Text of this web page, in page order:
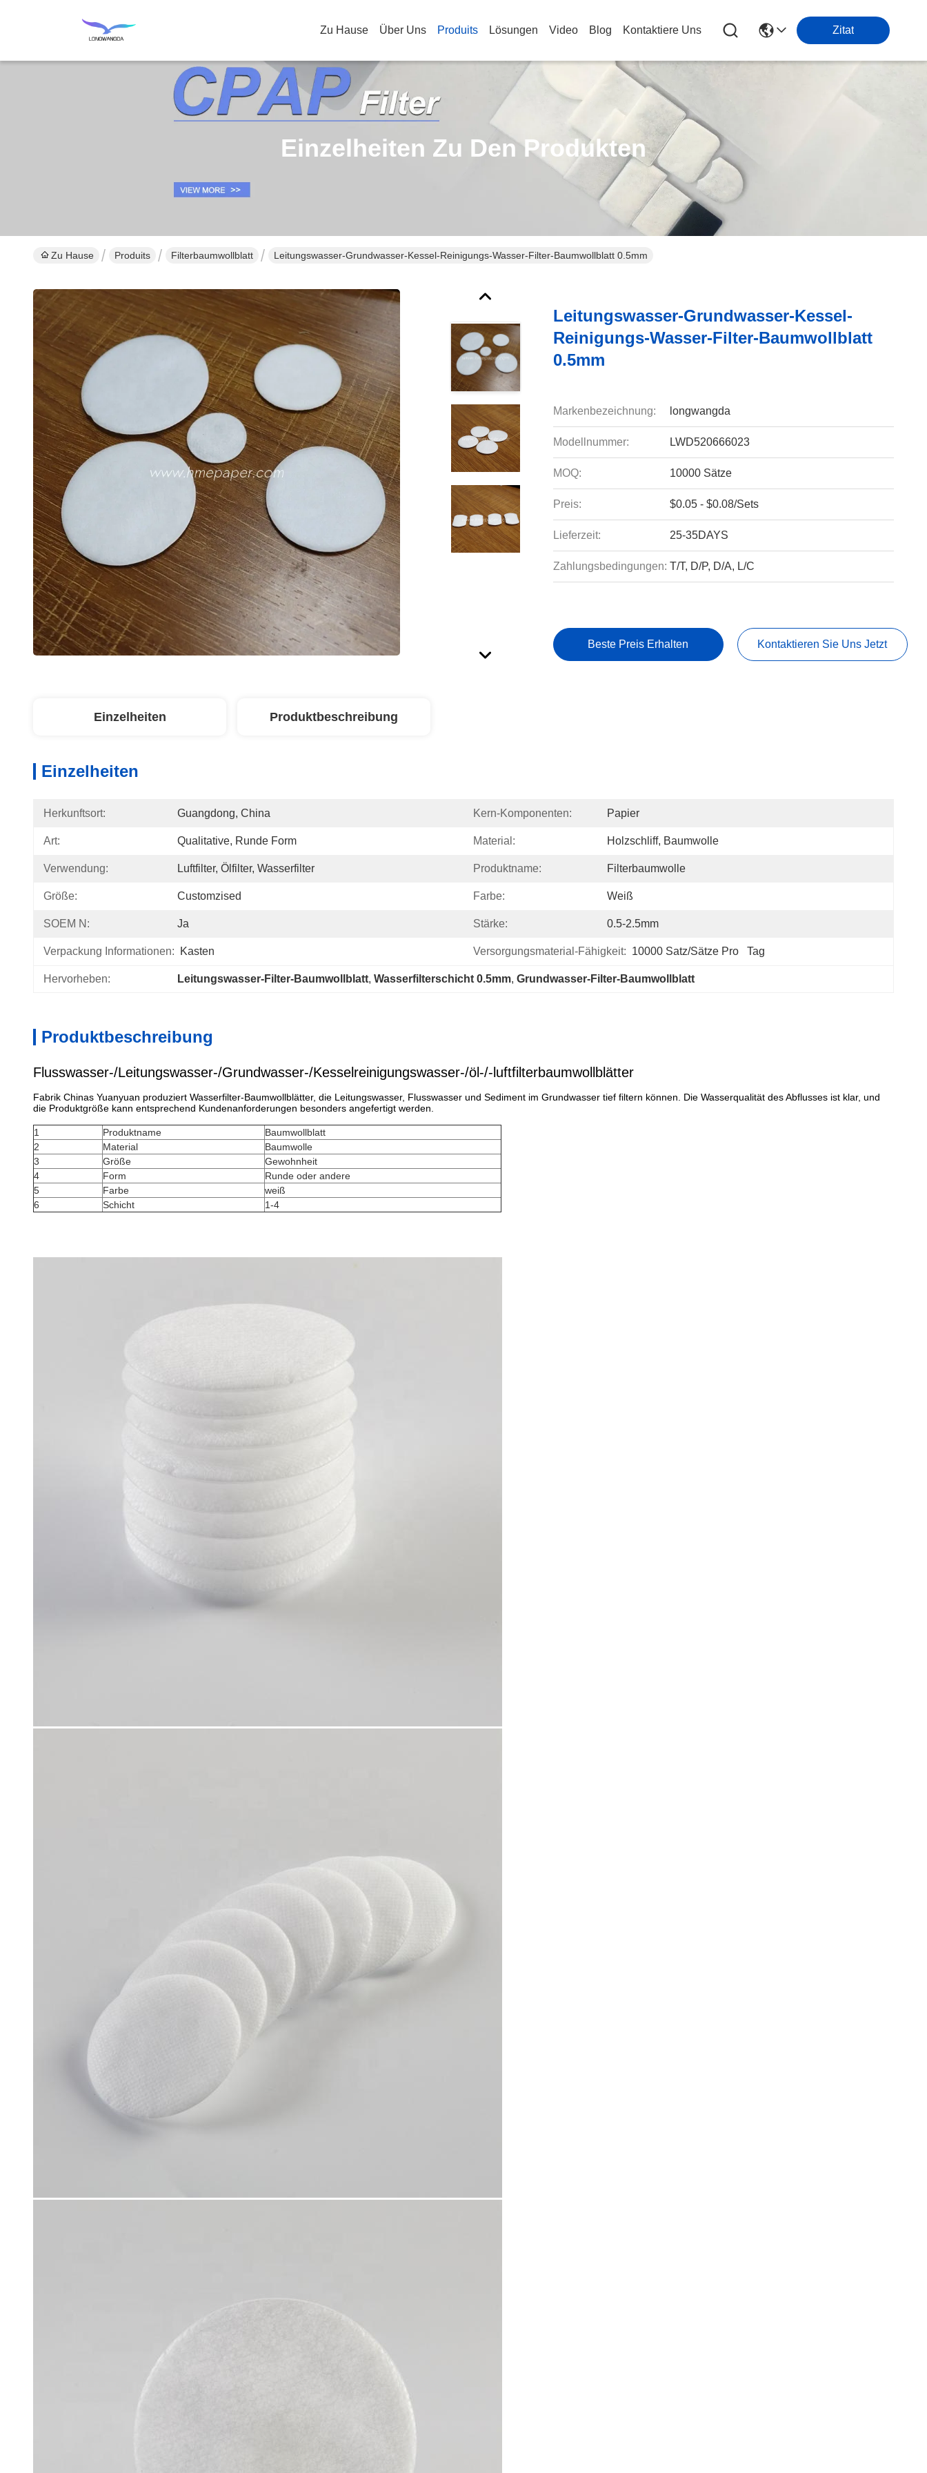
Zu Hause Über Uns Produits Lösungen Video Blog Kontaktiere Uns Zitat
Einzelheiten Zu Den Produkten
Zu Hause Produits Filterbaumwollblatt Leitungswasser-Grundwasser-Kessel-Reinigungs-Wasser-Filter-Baumwollblatt 0.5mm
Leitungswasser-Grundwasser-Kessel-
Reinigungs-Wasser-Filter-Baumwollblatt
0.5mm
Markenbezeichnung: longwangda
Modellnummer: LWD520666023
MOQ: 10000 Sätze
Preis: $0.05 - $0.08/Sets
Lieferzeit: 25-35DAYS
Zahlungsbedingungen: T/T, D/P, D/A, L/C
Beste Preis Erhalten Kontaktieren Sie Uns Jetzt
Einzelheiten Produktbeschreibung
Einzelheiten
Herkunftsort: Guangdong, China Kern-Komponenten: Papier
Art: Qualitative, Runde Form Material: Holzschliff, Baumwolle
Verwendung: Luftfilter, Ölfilter, Wasserfilter Produktname: Filterbaumwolle
Größe: Customzised Farbe: Weiß
SOEM N: Ja Stärke: 0.5-2.5mm
Verpackung Informationen: Kasten Versorgungsmaterial-Fähigkeit: 10000 Satz/Sätze Pro   Tag
Hervorheben: Leitungswasser-Filter-Baumwollblatt, Wasserfilterschicht 0.5mm, Grundwasser-Filter-Baumwollblatt
Produktbeschreibung
Flusswasser-/Leitungswasser-/Grundwasser-/Kesselreinigungswasser-/öl-/-luftfilterbaumwollblätter
Fabrik Chinas Yuanyuan produziert Wasserfilter-Baumwollblätter, die Leitungswasser, Flusswasser und Sediment im Grundwasser tief filtern können. Die Wasserqualität des Abflusses ist klar, und
die Produktgröße kann entsprechend Kundenanforderungen besonders angefertigt werden.
1 Produktname
Baumwollblatt
2
Material
Baumwolle
3
Größe
Gewohnheit
4
Form
Runde oder andere
5
Farbe
weiß
6
Schicht 1-4